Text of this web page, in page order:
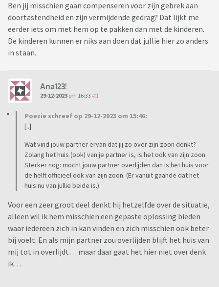
Ben jij misschien gaan compenseren voor zijn gebrek aan
doortastendheid en zijn vermijdende gedrag? Dat lijkt me
eerder iets om met hem op te pakken dan met de kinderen.
De kinderen kunnen er niks aan doen dat jullie hier zo anders
in staan.
Ana123!
29-12-2023 om 16:33
Poezie schreef op 29-12-2023 om 15:46:
[..]
Wat vind jouw partner ervan dat jij zo over zijn zoon denkt?
Zolang het huis (ook) van je partner is, is het ook van zijn zoon.
Sterker nog: mocht jouw partner overlijden dan is het huis voor
de helft officieel ook van zijn zoon. (Er vanuit gaande dat het
huis nu van jullie beide is.)
Voor een zeer groot deel denkt hij hetzelfde over de situatie,
alleen wil ik hem misschien een gepaste oplossing bieden
waar iedereen zich in kan vinden en zich misschien ook beter
bij voelt. En als mijn partner zou overlijden blijft het huis van
mij tot in overlijdt… maar daar gaat het hier niet over denk
ik…